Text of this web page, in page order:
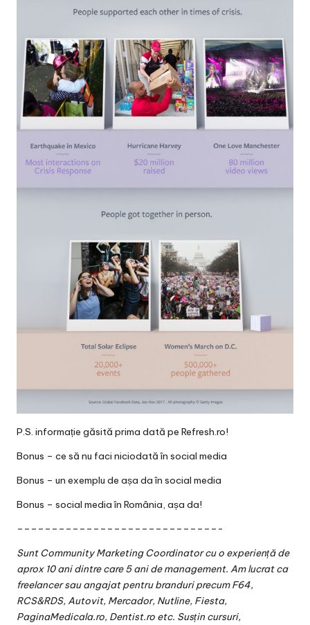
P.S. informație găsită prima dată pe Refresh.ro!
Bonus – ce să nu faci niciodată în social media
Bonus – un exemplu de așa da în social media
Bonus – social media în România, așa da!
–––––––––––––––––––––––––––––-
Sunt Community Marketing Coordinator cu o experiență de
aprox 10 ani dintre care 5 ani de management. Am lucrat ca
freelancer sau angajat pentru branduri precum F64,
RCS&RDS, Autovit, Mercador, Nutline, Fiesta,
PaginaMedicala.ro, Dentist.ro etc. Susțin cursuri,